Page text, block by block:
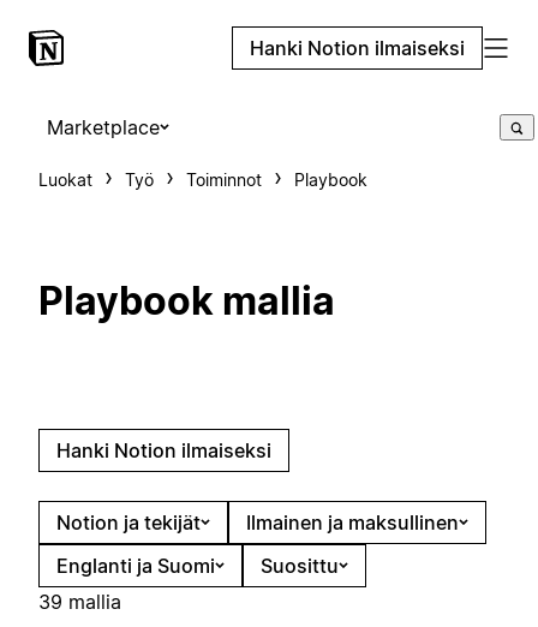
Hanki Notion ilmaiseksi
Marketplace
Luokat Työ Toiminnot Playbook
Playbook mallia
Hanki Notion ilmaiseksi
Notion ja tekijät
Ilmainen ja maksullinen
Englanti ja Suomi
Suosittu
39 mallia